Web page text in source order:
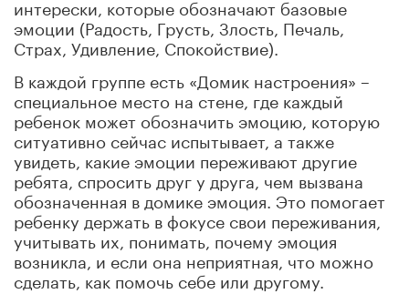
интерески, которые обозначают базовые
эмоции (Радость, Грусть, Злость, Печаль,
Страх, Удивление, Спокойствие).
В каждой группе есть «Домик настроения» –
специальное место на стене, где каждый
ребенок может обозначить эмоцию, которую
ситуативно сейчас испытывает, а также
увидеть, какие эмоции переживают другие
ребята, спросить друг у друга, чем вызвана
обозначенная в домике эмоция. Это помогает
ребенку держать в фокусе свои переживания,
учитывать их, понимать, почему эмоция
возникла, и если она неприятная, что можно
сделать, как помочь себе или другому.